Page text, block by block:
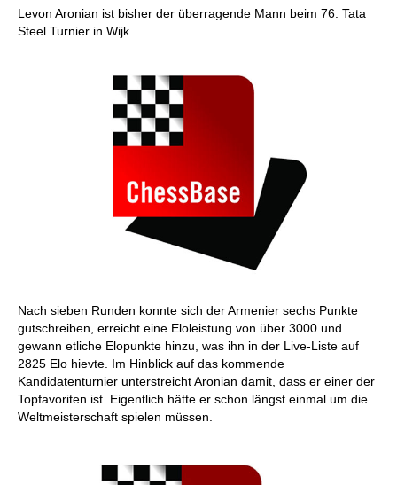
Levon Aronian ist bisher der überragende Mann beim 76. Tata
Steel Turnier in Wijk.
Nach sieben Runden konnte sich der Armenier sechs Punkte
gutschreiben, erreicht eine Eloleistung von über 3000 und
gewann etliche Elopunkte hinzu, was ihn in der Live-Liste auf
2825 Elo hievte. Im Hinblick auf das kommende
Kandidatenturnier unterstreicht Aronian damit, dass er einer der
Topfavoriten ist. Eigentlich hätte er schon längst einmal um die
Weltmeisterschaft spielen müssen.